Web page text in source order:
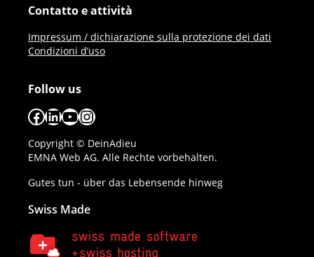
Contatto e attività
Impressum / dichiarazione sulla protezione dei dati
Condizioni d’uso
Follow us
Facebook
LinkedIn
YouTube
Instagram
Copyright © DeinAdieu
EMNA Web AG. Alle Rechte vorbehalten.
Gutes tun - über das Lebensende hinweg
Swiss Made